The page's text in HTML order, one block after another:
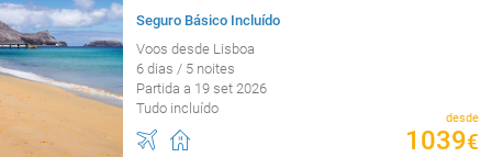
Seguro Básico Incluído
Voos desde Lisboa
6 dias / 5 noites
Partida a 19 set 2026
Tudo incluído
desde
1039€